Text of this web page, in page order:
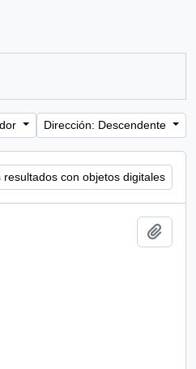
Dirección: Descendente
resultados con objetos digitales